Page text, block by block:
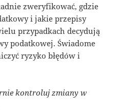
zweryfikować, gdzie
i jakie przepisy
przypadkach decydują
podatkowej. Świadome
ryzyko błędów i
kontroluj zmiany w